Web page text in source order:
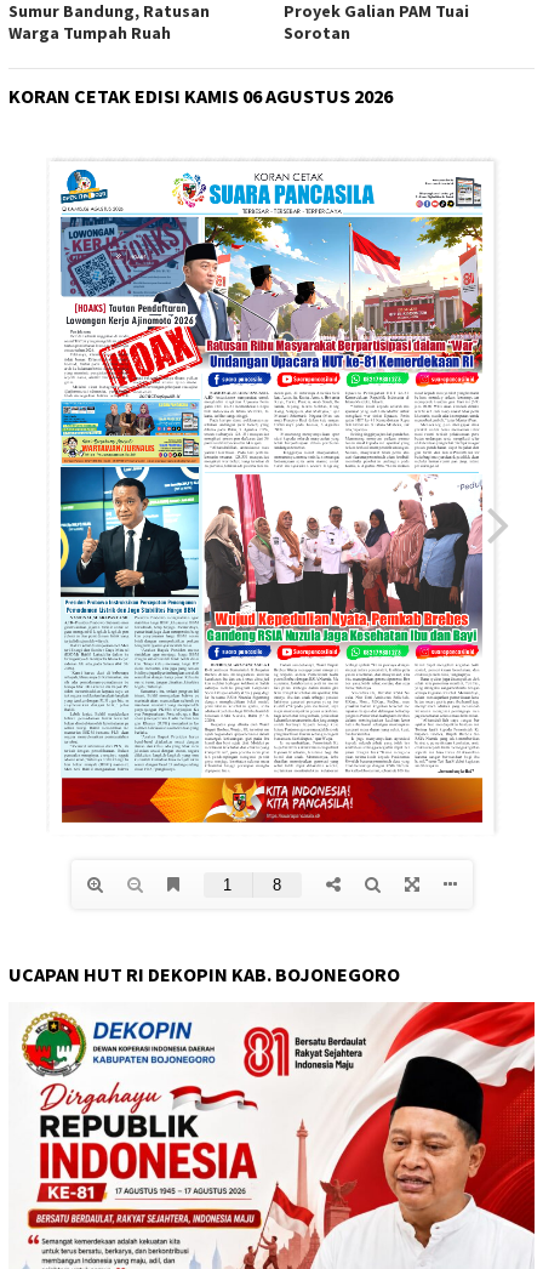
Sumur Bandung, Ratusan
Warga Tumpah Ruah
Proyek Galian PAM Tuai
Sorotan
KORAN CETAK EDISI KAMIS 06 AGUSTUS 2026
UCAPAN HUT RI DEKOPIN KAB. BOJONEGORO